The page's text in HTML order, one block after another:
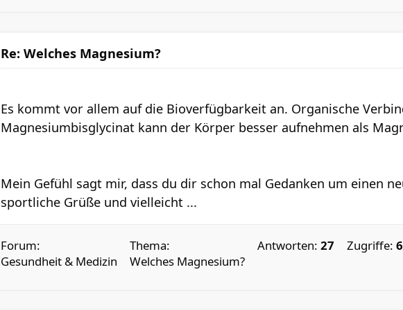
Re: Welches Magnesium?
Es kommt vor allem auf die Bioverfügbarkeit an. Organische
Magnesiumbisglycinat kann der Körper besser aufnehmen als
Mein Gefühl sagt mir, dass du dir schon mal Gedanken um einen
sportliche Grüße und vielleicht ...
Forum:
Gesundheit & Medizin
Thema:
Welches Magnesium?
Antworten: 27 Zugriffe: